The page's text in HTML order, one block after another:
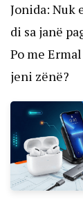
Jonida: Nuk
di sa janë
Po me
jeni zënë?